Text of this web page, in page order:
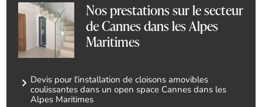
Nos prestations sur le secteur
de Cannes dans les Alpes
Maritimes
Devis pour l'installation de cloisons amovibles
coulissantes dans un open space Cannes dans les
Alpes Maritimes